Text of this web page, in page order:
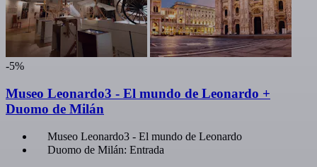
-5%
Museo Leonardo3 - El mundo de Leonardo +
Duomo de Milán
Museo Leonardo3 - El mundo de Leonardo
Duomo de Milán: Entrada